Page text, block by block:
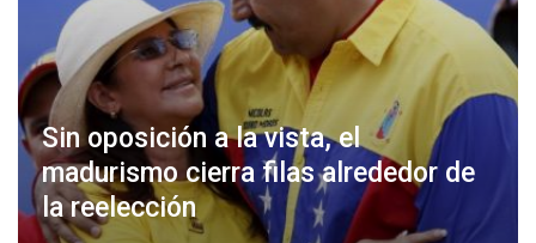
Sin oposición a la vista, el
madurismo cierra filas alrededor de
la reelección